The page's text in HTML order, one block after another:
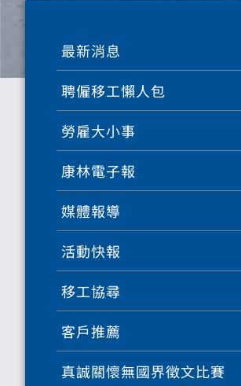
最新消息
聘僱移工懶人包
勞雇大小事
康林電子報
媒體報導
活動快報
移工協尋
客戶推薦
真誠關懷無國界徵文比賽